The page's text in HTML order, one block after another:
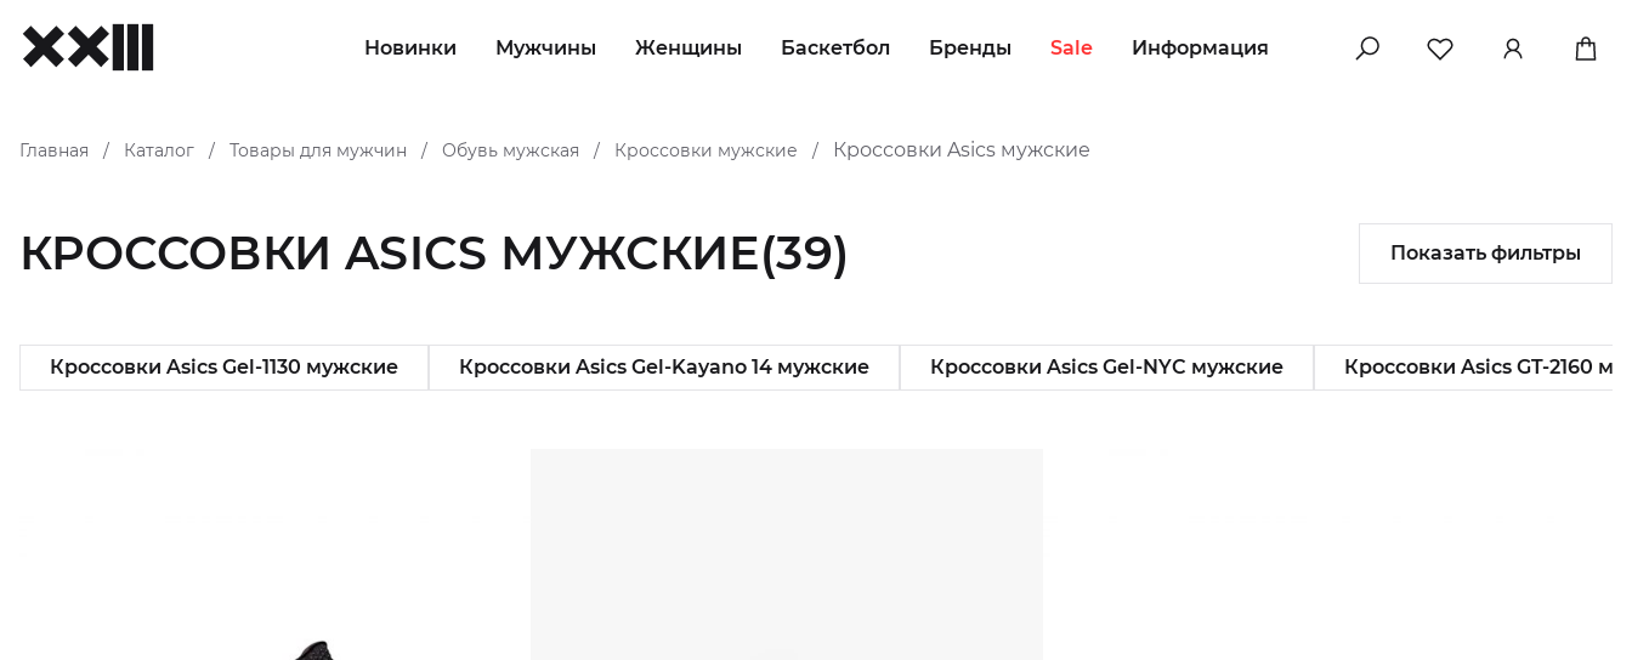
Новинки Мужчины Женщины Баскетбол Бренды Sale Информация
Главная / Каталог / Товары для мужчин / Обувь мужская / Кроссовки мужские / Кроссовки Asics мужские
КРОССОВКИ ASICS МУЖСКИЕ(39) Показать фильтры
Кроссовки Asics Gel-1130 мужские Кроссовки Asics Gel-Kayano 14 мужские Кроссовки Asics Gel-NYC мужские Кроссовки Asics GT-2160